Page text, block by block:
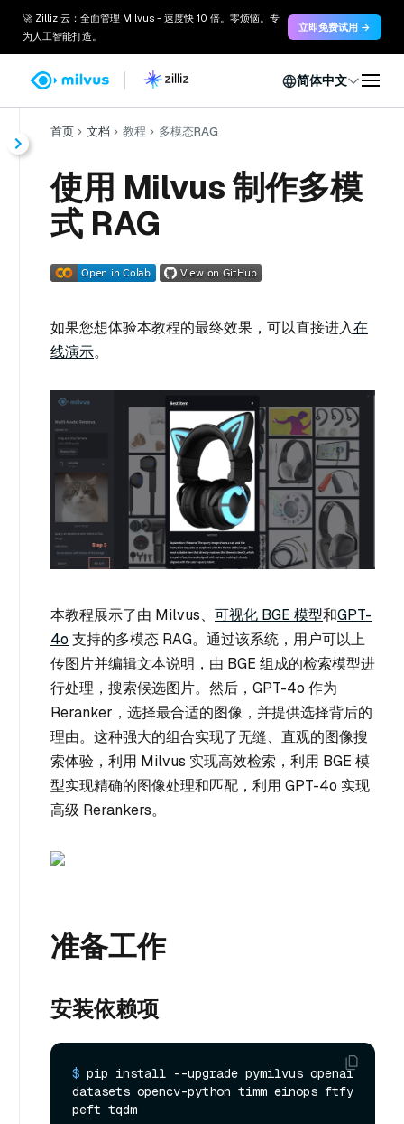
🚀 Zilliz 云：全面管理 Milvus - 速度快 10 倍。零烦恼。专
为人工智能打造。
立即免费试用 →
简体中文
首页 文档 教程 多模态RAG
使用 Milvus 制作多模
式 RAG
如果您想体验本教程的最终效果，可以直接进入在
线演示。
本教程展示了由 Milvus、 可视化 BGE 模型和GPT-
4o 支持的多模态 RAG。通过该系统，用户可以上
传图片并编辑文本说明，由 BGE 组成的检索模型进
行处理，搜索候选图片。然后，GPT-4o 作为
Reranker，选择最合适的图像，并提供选择背后的
理由。这种强大的组合实现了无缝、直观的图像搜
索体验，利用 Milvus 实现高效检索，利用 BGE 模
型实现精确的图像处理和匹配，利用 GPT-4o 实现
高级 Rerankers。
准备工作
安装依赖项
$ pip install --upgrade pymilvus openai
datasets opencv-python timm einops ftfy
peft tqdm